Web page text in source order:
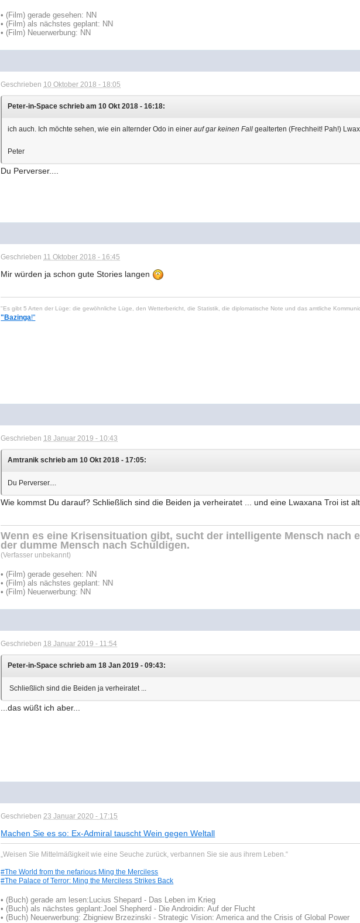
• (Film) gerade gesehen: NN
• (Film) als nächstes geplant: NN
• (Film) Neuerwerbung: NN
Geschrieben 10 Oktober 2018 - 18:05
Peter-in-Space schrieb am 10 Okt 2018 - 16:18:
ich auch. Ich möchte sehen, wie ein alternder Odo in einerauf gar keinen Fall gealterten (Frechheit! Pah!)
Peter
Du Perverser....
Geschrieben 11 Oktober 2018 - 16:45
Mir würden ja schon gute Stories langen
"Es gibt 5 Arten der Lüge: die gewöhnliche Lüge, den Wetterbericht, die Statistik, die diplomatische Note und das amtliche
"Bazinga!"
Geschrieben 18 Januar 2019 - 10:43
Amtranik schrieb am 10 Okt 2018 - 17:05:
Du Perverser....
Wie kommst Du darauf? Schließlich sind die Beiden ja verheiratet ... und eine Lwaxana Troi ist
Wenn es eine Krisensituation gibt, sucht der intelligente Mensch nach
der dumme Mensch nach Schuldigen.
(Verfasser unbekannt)
• (Film) gerade gesehen: NN
• (Film) als nächstes geplant: NN
• (Film) Neuerwerbung: NN
Geschrieben 18 Januar 2019 - 11:54
Peter-in-Space schrieb am 18 Jan 2019 - 09:43:
Schließlich sind die Beiden ja verheiratet ...
...das wüßt ich aber...
Geschrieben23 Januar 2020 - 17:15
Machen Sie es so: Ex-Admiral tauscht Wein gegen Weltall
„Weisen Sie Mittelmäßigkeit wie eine Seuche zurück, verbannen Sie sie aus ihrem Leben.“
#The World from the nefarious Ming the Merciless
#The Palace of Terror: Ming the Merciless Strikes Back
• (Buch) gerade am lesen: Lucius Shepard - Das Leben im Krieg
• (Buch) als nächstes geplant:Joel Shepherd - Die Androidin: Auf der Flucht
• (Buch) Neuerwerbung: Zbigniew Brzezinski - Strategic Vision: America and the Crisis of Global Power